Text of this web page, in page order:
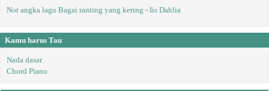
Not angka lagu Bagai ranting yang kering - Iis Dahlia
Kamu harus Tau
Nada dasar
Chord Piano